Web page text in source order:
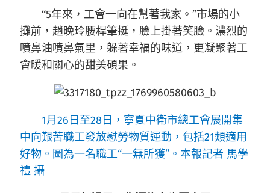
“5年來，工會一向在幫著我家。”市場的小
攤前，趙晚玲腰桿筆挺，臉上掛著笑臉。濃烈的
噴鼻油噴鼻氣里，躲著幸福的味道，更凝聚著工
會暖和關心的甜美碩果。
1月26日至28日，寧夏中衛市總工會展開集
中向艱苦職工發放慰勞物質運動，包括21類適用
好物。圖為一名職工“一無所獲”。本報記者 馬學
禮 攝